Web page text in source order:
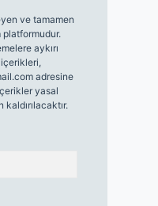
ve tamamen
platformudur.
aykırı
adresine
yasal